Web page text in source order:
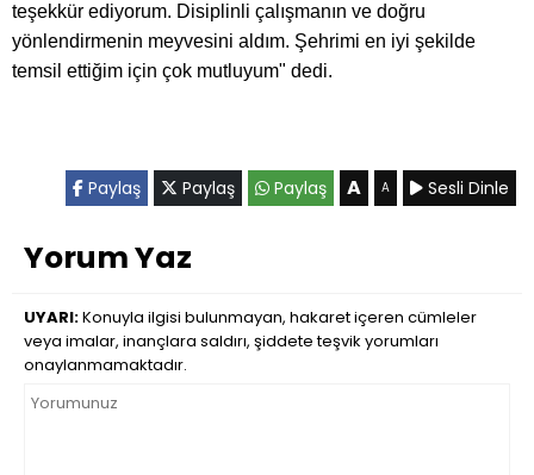
teşekkür ediyorum. Disiplinli çalışmanın ve doğru
yönlendirmenin meyvesini aldım. Şehrimi en iyi şekilde
temsil ettiğim için çok mutluyum" dedi.
Paylaş Paylaş Paylaş A A Sesli Dinle
Yorum Yaz
UYARI:Konuyla ilgisi bulunmayan, hakaret içeren cümleler
veya imalar, inançlara saldırı, şiddete teşvik yorumları
onaylanmamaktadır.